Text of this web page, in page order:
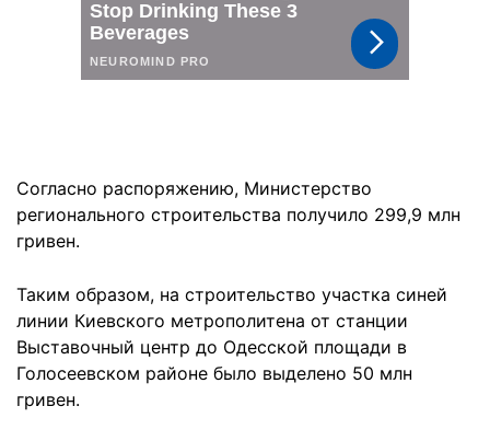
Согласно распоряжению, Министерство
регионального строительства получило 299,9 млн
гривен.
Таким образом, на строительство участка синей
линии Киевского метрополитена от станции
Выставочный центр до Одесской площади в
Голосеевском районе было выделено 50 млн
гривен.